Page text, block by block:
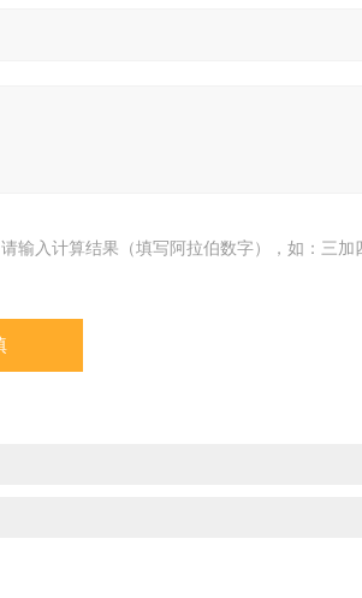
请输入计算结果（填写阿拉伯数字），如：三加